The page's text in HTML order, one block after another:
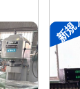
新#2
メー